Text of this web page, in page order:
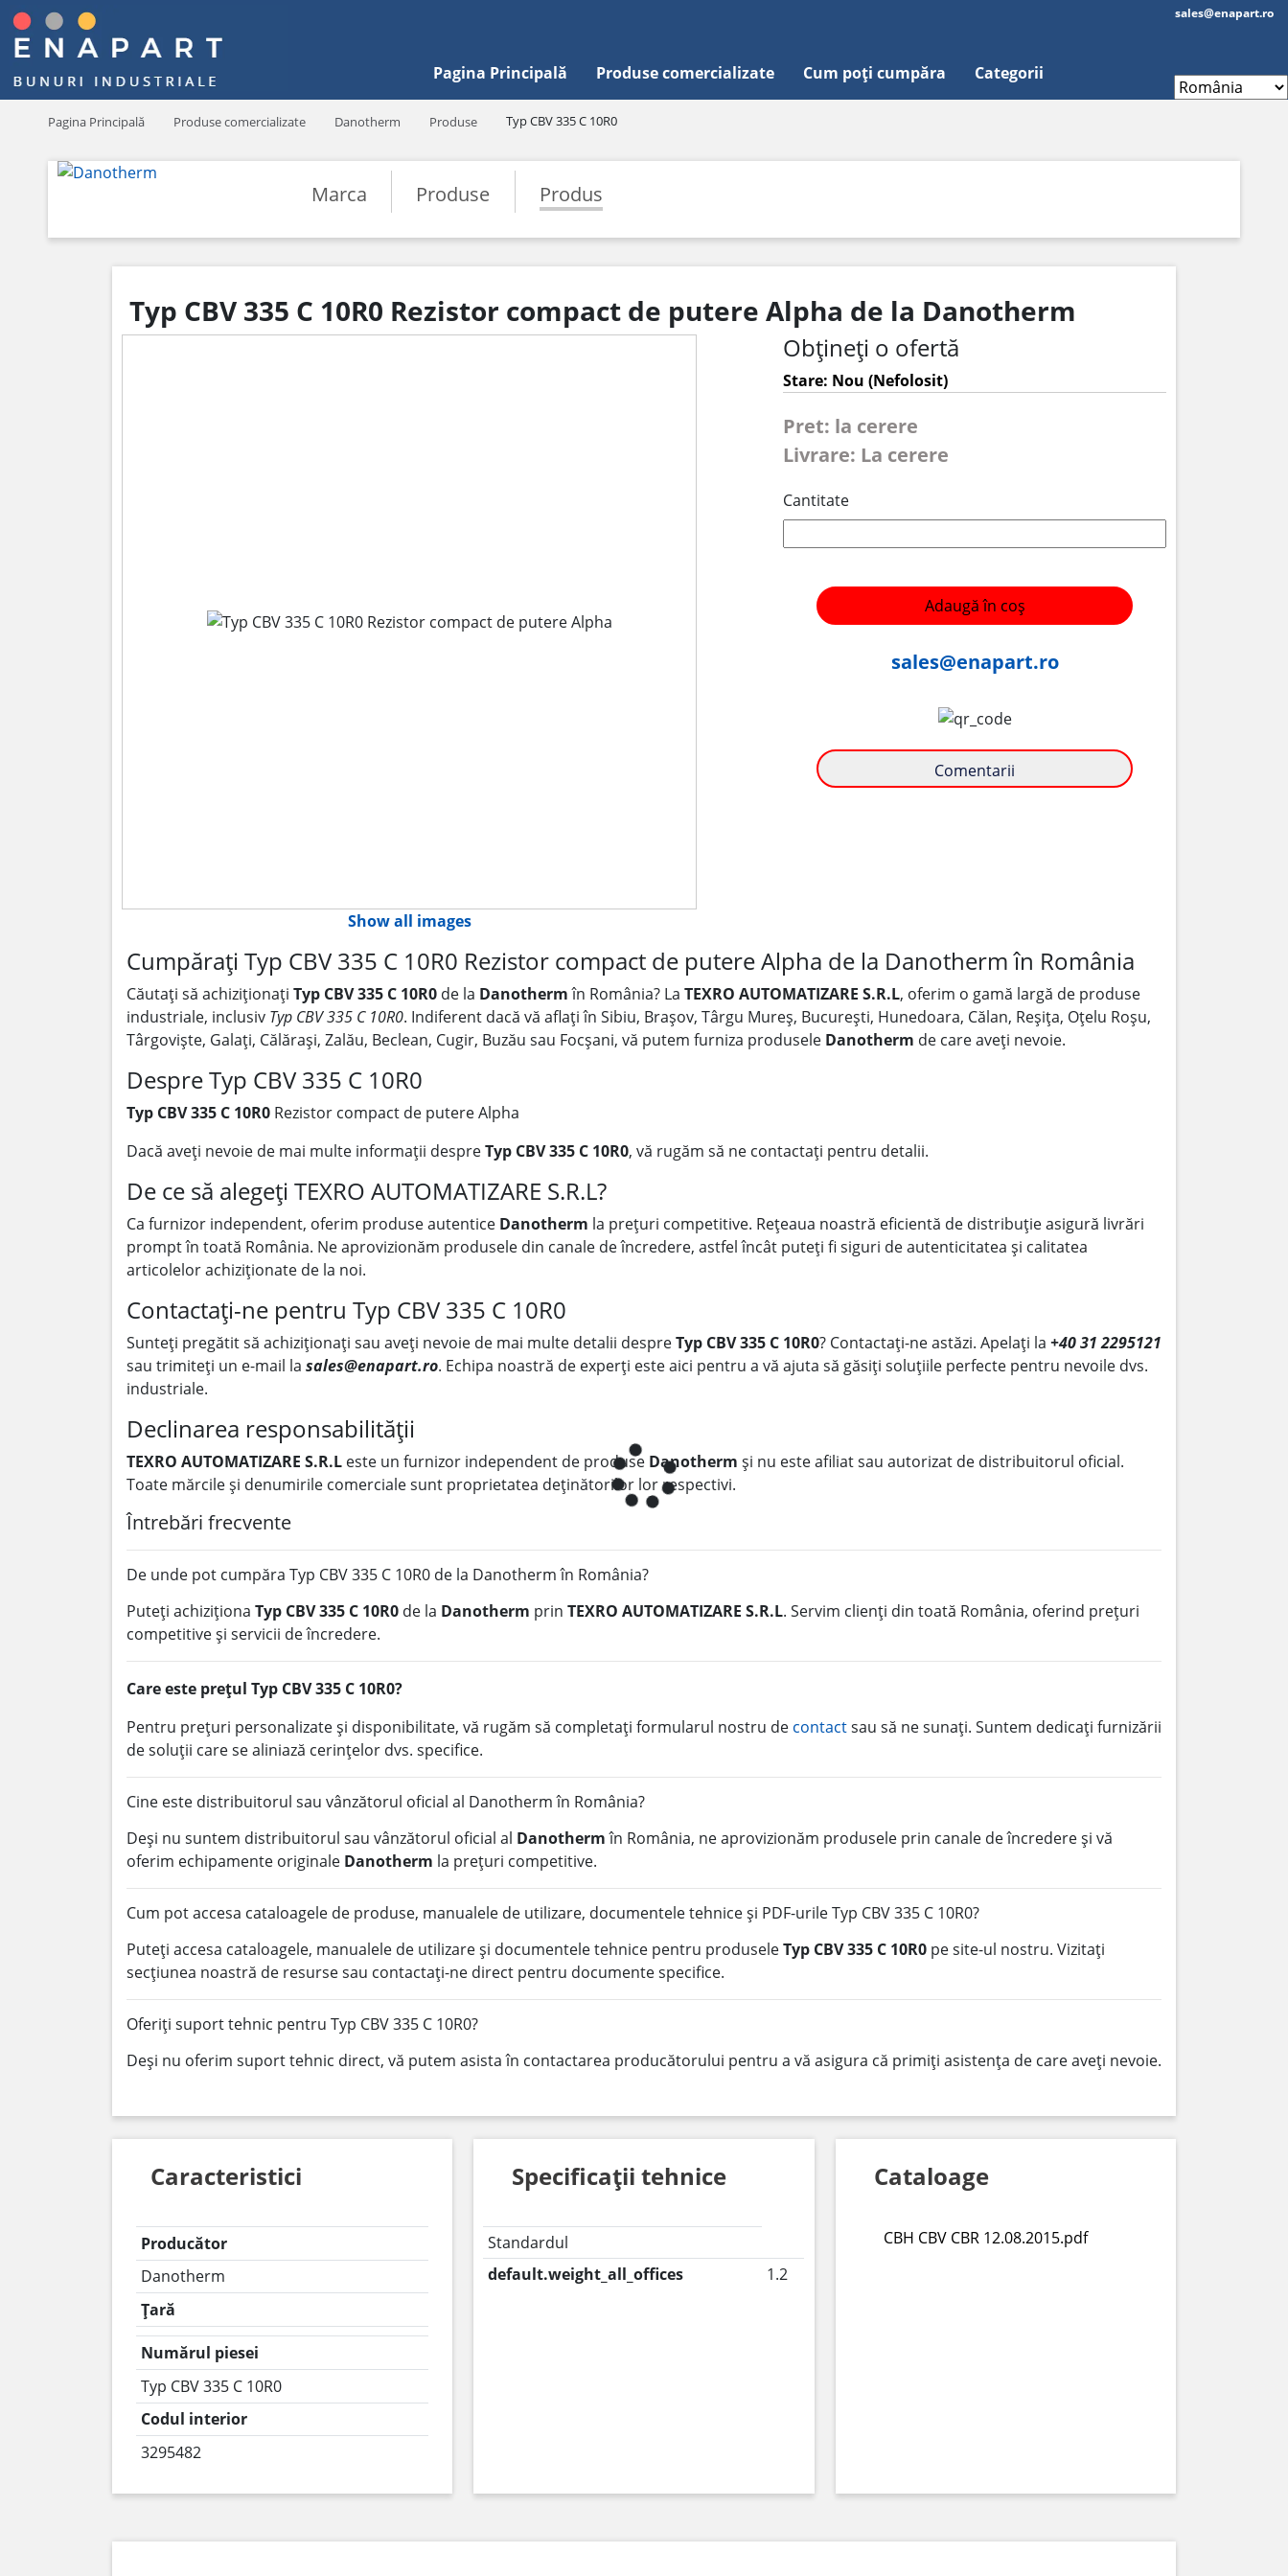
Pagina Principală Produse comercializate Cum poți cumpăra Categorii
sales@enapart.ro
Pagina Principală Produse comercializate Danotherm Produse Typ CBV 335 C 10R0
Marca Produse Produs
Typ CBV 335 C 10R0 Rezistor compact de putere Alpha de la Danotherm
Show all images
Obțineți o ofertă
Stare: Nou (Nefolosit)
Pret: la cerere
Livrare: La cerere
Cantitate
Adaugă în coș
sales@enapart.ro
Comentarii
Cumpărați Typ CBV 335 C 10R0 Rezistor compact de putere Alpha de la Danotherm în România
Căutați să achiziționați Typ CBV 335 C 10R0 de la Danothermîn România? La TEXRO AUTOMATIZARE S.R.L, oferim o gamă largă de produse
industriale, inclusiv Typ CBV 335 C 10R0. Indiferent dacă vă aflați în Sibiu, Brașov, Târgu Mureș, București, Hunedoara, Călan, Reșița, Oțelu Roșu,
Târgoviște, Galați, Călărași, Zalău, Beclean, Cugir, Buzău sau Focșani, vă putem furniza produsele Danotherm de care aveți nevoie.
Despre Typ CBV 335 C 10R0
Typ CBV 335 C 10R0 Rezistor compact de putere Alpha
Dacă aveți nevoie de mai multe informații despreTyp CBV 335 C 10R0, vă rugăm să ne contactați pentru detalii.
De ce să alegeți TEXRO AUTOMATIZARE S.R.L?
Ca furnizor independent, oferim produse autentice Danotherm la prețuri competitive. Rețeaua noastră eficientă de distribuție asigură livrări
prompt în toată România. Ne aprovizionăm produsele din canale de încredere, astfel încât puteți fi siguri de autenticitatea și calitatea
articolelor achiziționate de la noi.
Contactați-ne pentru Typ CBV 335 C 10R0
Sunteți pregătit să achiziționați sau aveți nevoie de mai multe detalii despreTyp CBV 335 C 10R0? Contactați-ne astăzi. Apelați la +40 31 2295121
sau trimiteți un e-mail la sales@enapart.ro. Echipa noastră de experți este aici pentru a vă ajuta să găsiți soluțiile perfecte pentru nevoile dvs.
industriale.
Declinarea responsabilității
TEXRO AUTOMATIZARE S.R.L este un furnizor independent de produse Danotherm și nu este afiliat sau autorizat de distribuitorul oficial.
Toate mărcile și denumirile comerciale sunt proprietatea deținătorilor lor respectivi.
Întrebări frecvente
De unde pot cumpăra Typ CBV 335 C 10R0 de la Danotherm în România?
Puteți achiziționa Typ CBV 335 C 10R0 de la Danotherm prin TEXRO AUTOMATIZARE S.R.L. Servim clienți din toată România, oferind prețuri
competitive și servicii de încredere.
Care este prețul Typ CBV 335 C 10R0?
Pentru prețuri personalizate și disponibilitate, vă rugăm să completați formularul nostru de contactsau să ne sunați. Suntem dedicați furnizării
de soluții care se aliniază cerințelor dvs. specifice.
Cine este distribuitorul sau vânzătorul oficial al Danotherm în România?
Deși nu suntem distribuitorul sau vânzătorul oficial al Danothermîn România, ne aprovizionăm produsele prin canale de încredere și vă
oferim echipamente originale Danotherm la prețuri competitive.
Cum pot accesa cataloagele de produse, manualele de utilizare, documentele tehnice și PDF-urile Typ CBV 335 C 10R0?
Puteți accesa cataloagele, manualele de utilizare și documentele tehnice pentru produseleTyp CBV 335 C 10R0 pe site-ul nostru. Vizitați
secțiunea noastră de resurse sau contactați-ne direct pentru documente specifice.
Oferiți suport tehnic pentru Typ CBV 335 C 10R0?
Deși nu oferim suport tehnic direct, vă putem asista în contactarea producătorului pentru a vă asigura că primiți asistența de care aveți nevoie.
Caracteristici
Producător
Danotherm
Țară
Numărul piesei
Typ CBV 335 C 10R0
Codul interior
3295482
Specificații tehnice
Standardul
default.weight_all_offices
1.2
Cataloage
CBH CBV CBR 12.08.2015.pdf